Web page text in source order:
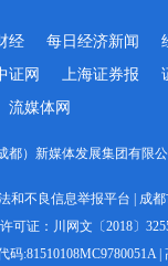
经 每日经济新闻
证网 上海证券报
流媒体网
）新媒体发展集团有限
和不良信息举报平台
成
可证：川网文〔2018〕
:81510108MC9780051A|